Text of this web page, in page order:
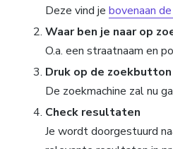
Deze vind je bovenaan
Waar ben je naar op
O.a. een straatnaam en
Druk op de zoekbutton
De zoekmachine zal nu
Check resultaten
Je wordt doorgestuurd